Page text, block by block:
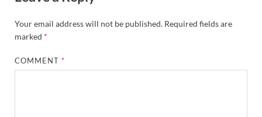
Your email address will not be published. Required fields are
marked *
COMMENT*